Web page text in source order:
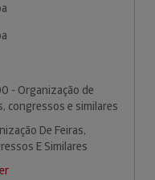
- Organização de
congressos e similares
De Feiras,
E Similares